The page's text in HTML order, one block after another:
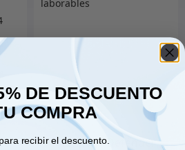
Añadir al carrito
DE DESCUENTO
COMPRA
recibir el descuento.